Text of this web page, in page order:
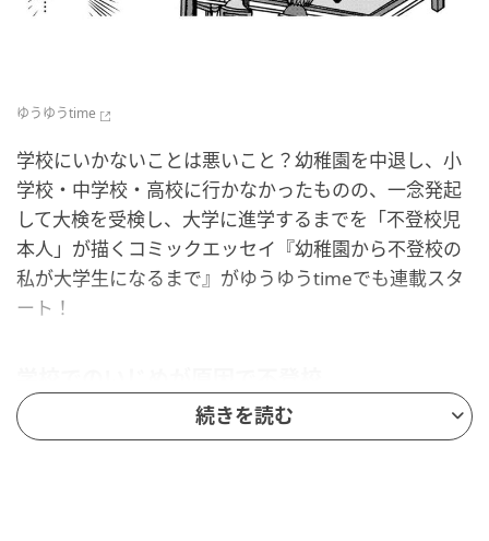
ゆうゆうtime
学校にいかないことは悪いこと？幼稚園を中退し、小
学校・中学校・高校に行かなかったものの、一念発起
して大検を受検し、大学に進学するまでを「不登校児
本人」が描くコミックエッセイ『幼稚園から不登校の
私が大学生になるまで』がゆうゆうtimeでも連載スタ
ート！
続きを読む